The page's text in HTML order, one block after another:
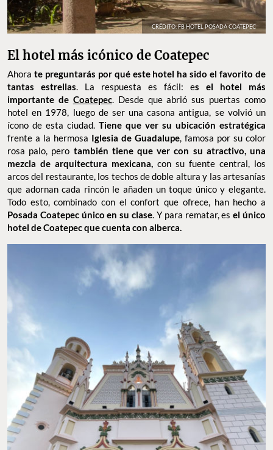
CRÉDITO: FB HOTEL POSADA COATEPEC
El hotel más icónico de Coatepec
Ahora te preguntarás por qué este hotel ha sido el favorito de
tantas estrellas. La respuesta es fácil: es el hotel más
importante deCoatepec . Desde que abrió sus puertas como
hotel en 1978, luego de ser una casona antigua, se volvió un
ícono de esta ciudad.Tiene que ver su ubicación estratégica
frente a la hermosaIglesia de Guadalupe , famosa por su color
rosa palo, perotambién tiene que ver con su atractivo, una
mezcla de arquitectura mexicana,con su fuente central, los
que adornan cada rincón le añaden un toque único y elegante.
Todo esto, combinado con el confort que ofrece, han hecho a
Posada Coatepec único en su clase
. Y para rematar, es
el único
hotel de Coatepec que cuenta con alberca.